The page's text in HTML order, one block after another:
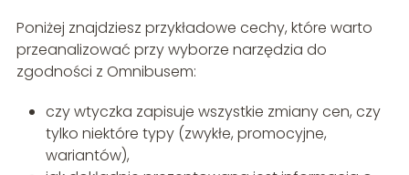
Poniżej znajdziesz przykładowe cechy, które warto
przeanalizować przy wyborze narzędzia do
zgodności z Omnibusem:
czy wtyczka zapisuje wszystkie zmiany cen, czy
tylko niektóre typy (zwykłe, promocyjne,
wariantów),